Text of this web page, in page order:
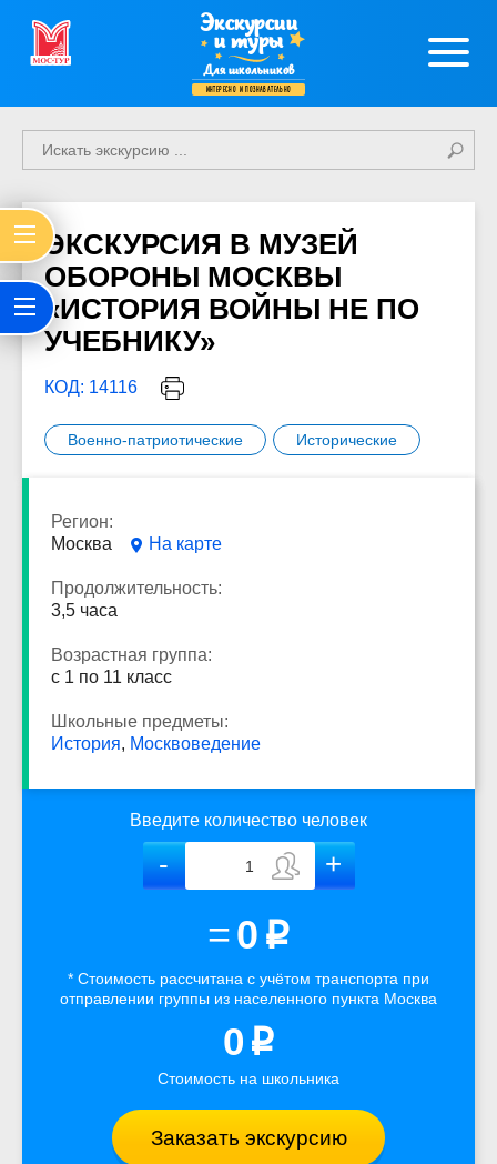
Экскурсии
и туры
Для школьников
интересно и познавательно
ЭКСКУРСИЯ В МУЗЕЙ
ОБОРОНЫ МОСКВЫ
«ИСТОРИЯ ВОЙНЫ НЕ ПО
УЧЕБНИКУ»
КОД: 14116
Военно-патриотические Исторические
Регион:
Москва
На карте
Продолжительность:
3,5 часа
Возрастная группа:
с 1 по 11 класс
Школьные предметы:
История, Москвоведение
Введите количество человек
=0 p
* Стоимость рассчитана с учётом транспорта при
отправлении группы из населенного пункта Москва
0 p
Стоимость на школьника
Заказать экскурсию